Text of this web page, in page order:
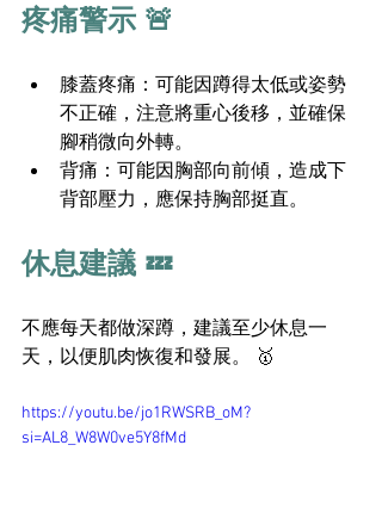
疼痛警示 🚨
膝蓋疼痛：可能因蹲得太低或姿勢
不正確，注意將重心後移，並確保
腳稍微向外轉。
背痛：可能因胸部向前傾，造成下
背部壓力，應保持胸部挺直。
休息建議 💤
不應每天都做深蹲，建議至少休息一
天，以便肌肉恢復和發展。 🥇
https://youtu.be/jo1RWSRB_oM?
si=AL8_W8W0ve5Y8fMd